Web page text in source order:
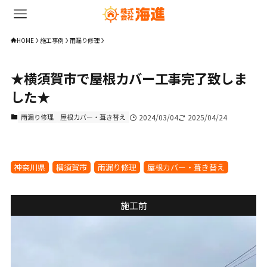
HOME 施工事例 雨漏り修理
★横須賀市で屋根カバー工事完了致しま
した★
雨漏り修理 屋根カバー・葺き替え 2024/03/04 2025/04/24
神奈川県 横須賀市 雨漏り修理 屋根カバー・葺き替え
施工前